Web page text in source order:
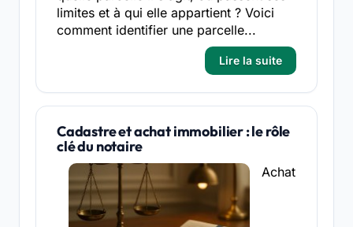
limites et à qui elle appartient ? Voici
comment identifier une parcelle...
Lire la suite
Cadastre et achat immobilier : le rôle
clé du notaire
Achat